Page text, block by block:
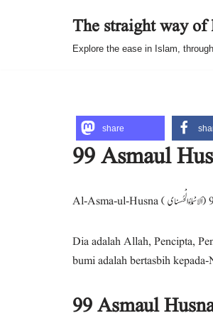
The straight way
Explore the ease in Islam,
share
99 Asmaul
Dia adalah Allah, Pencipta,
bumi adalah bertasbih
99 Asmaul